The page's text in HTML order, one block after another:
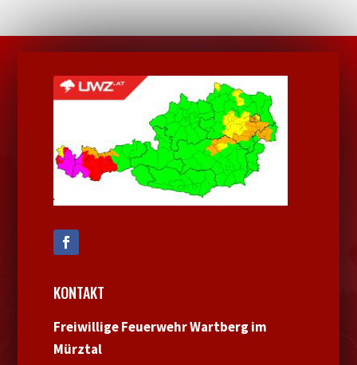
KONTAKT
Freiwillige Feuerwehr Wartberg im
Mürztal